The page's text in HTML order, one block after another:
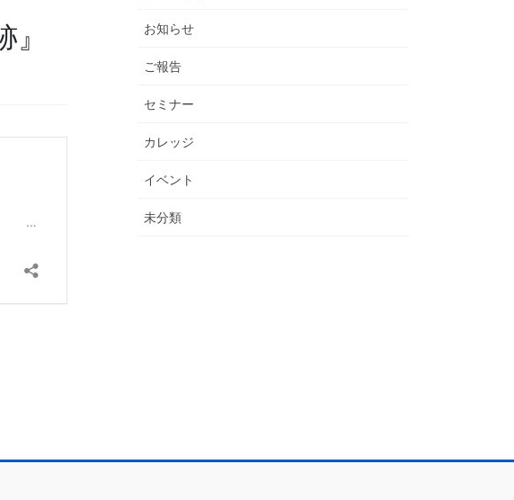
お知らせ
ご報告
セミナー
カレッジ
イベント
未分類